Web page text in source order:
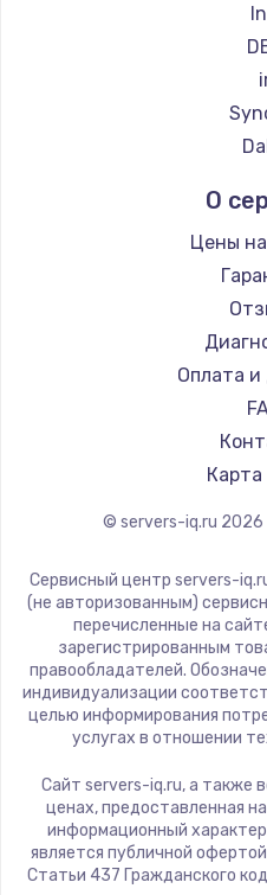
О
Цены
Оплата и
Карта
© servers-iq.ru 2026
Сервисный центр servers-
(не авторизованным)
перечисленные на
зарегистрированным
правообладателей.
индивидуализации
целью информирования
услугах в отношении
Сайт servers-iq.ru, а также
ценах, предоставленная
информационный характер
является публичной
Статьи 437 Гражданского